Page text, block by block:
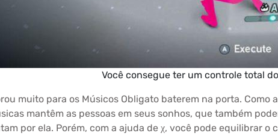
Você consegue ter um controle total
muito para os Músicos Obligato baterem na porta.
mantêm as pessoas em seus sonhos, que também
por ela. Porém, com a ajuda de χ, você pode equilibrar